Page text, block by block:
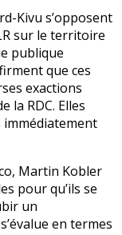
Kivu s’opposent
sur le territoire
publique
que ces
exactions
la RDC. Elles
immédiatement
Martin Kobler
pour qu’ils se
un
en termes